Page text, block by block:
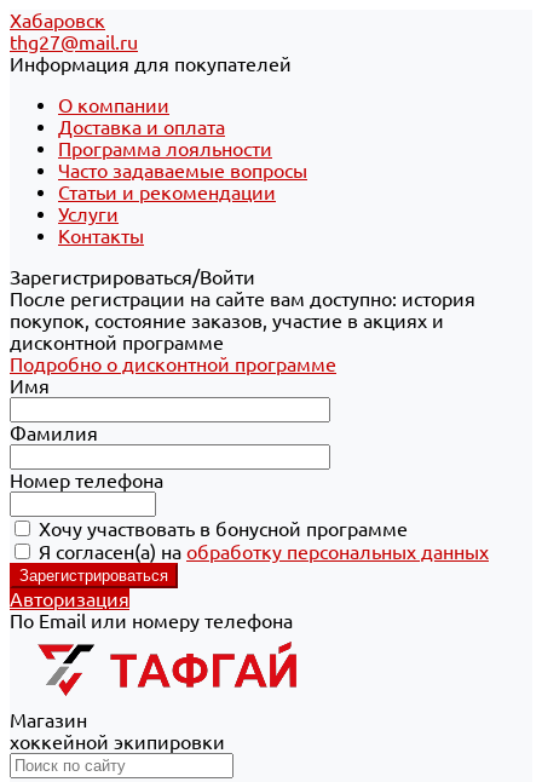
Хабаровск
thg27@mail.ru
Информация для покупателей
О компании
Доставка и оплата
Программа лояльности
Часто задаваемые вопросы
Статьи и рекомендации
Услуги
Контакты
Зарегистрироваться/Войти
После регистрации на сайте вам доступно: история
покупок, состояние заказов, участие в акциях и
дисконтной программе
Подробно о дисконтной программе
Имя
Фамилия
Номер телефона
Хочу участвовать в бонусной программе
Я согласен(а) на обработку персональных данных
Авторизация
По Email или номеру телефона
Магазин
хоккейной экипировки